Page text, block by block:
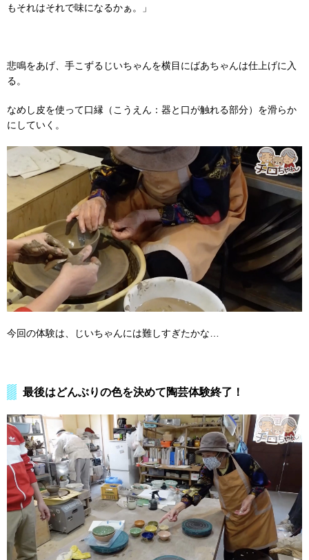
もそれはそれで味になるかぁ。」
悲鳴をあげ、手こずるじいちゃんを横目にばあちゃんは仕上げに入
る。
なめし皮を使って口縁（こうえん：器と口が触れる部分）を滑らか
にしていく。
今回の体験は、じいちゃんには難しすぎたかな…
最後はどんぶりの色を決めて陶芸体験終了！